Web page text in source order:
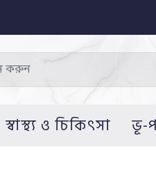
স্বাস্থ্য ও চিকিৎসা ভূ-